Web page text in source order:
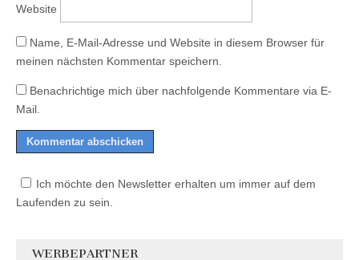
Website
Name, E-Mail-Adresse und Website in diesem Browser für
meinen nächsten Kommentar speichern.
Benachrichtige mich über nachfolgende Kommentare via E-
Mail.
Ich möchte den Newsletter erhalten um immer auf dem
Laufenden zu sein.
WERBEPARTNER